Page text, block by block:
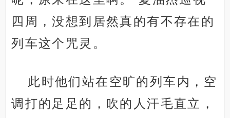
四周，没想到居然真的有不存在的
列车这个咒灵。
此时他们站在空旷的列车内，空
调打的足足的，吹的人汗毛直立，